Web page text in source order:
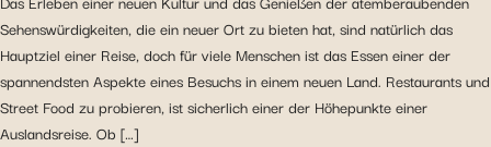
Sehenswürdigkeiten, die ein neuer Ort zu bieten hat, sind natürlich das
Hauptziel einer Reise, doch für viele Menschen ist das Essen einer der
spannendsten Aspekte eines Besuchs in einem neuen Land. Restaurants und
Street Food zu probieren, ist sicherlich einer der Höhepunkte einer
Auslandsreise. Ob […]